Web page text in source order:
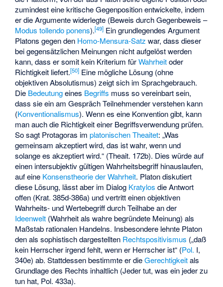
zumindest eine kritische Gegenposition entwickelte, indem
er die Argumente widerlegte (Beweis durch Gegenbeweis –
Modus tollendo ponens).[49] Ein grundlegendes Argument
Platons gegen den Homo-Mensura-Satz war, dass dieser
bei gegensätzlichen Meinungen nicht aufgelöst werden
kann, dass er somit kein Kriterium fürWahrheitoder
Richtigkeit liefert.[50] Eine mögliche Lösung (ohne
objektiven Absolutismus) zeigt sich im Sprachgebrauch.
Die Bedeutungeines Begriffs muss so vereinbart sein,
dass sie ein am Gespräch Teilnehmender verstehen kann
(Konventionalismus). Wenn es eine Konvention gibt, kann
man auch die Richtigkeit einer Begriffsverwendung prüfen.
So sagt Protagoras implatonischen Theaitet: „Was
gemeinsam akzeptiert wird, das ist wahr, wenn und
solange es akzeptiert wird.“ (Theait. 172b). Dies würde auf
einen intersubjektiv gültigen Wahrheitsbegriff hinauslaufen,
auf eine Konsenstheorie der Wahrheit. Platon diskutiert
diese Lösung, lässt aber im Dialog Kratylos die Antwort
offen (Krat. 385d-386a) und vertritt einen objektiven
Wahrheits- und Wertebegriff durch Teilhabe an der
Ideenwelt (Wahrheit als wahre begründete Meinung) als
Maßstab rationalen Handelns. Insbesondere lehnte Platon
den als sophistisch dargestellten Rechtspositivismus („daß
kein Herrscher irgend fehlt, wenn er Herrscher ist“ (Pol. I,
340e) ab. Stattdessen bestimmte er dieGerechtigkeitals
Grundlage des Rechts inhaltlich (Jeder tut, was ein jeder zu
tun hat, Pol. 433a).